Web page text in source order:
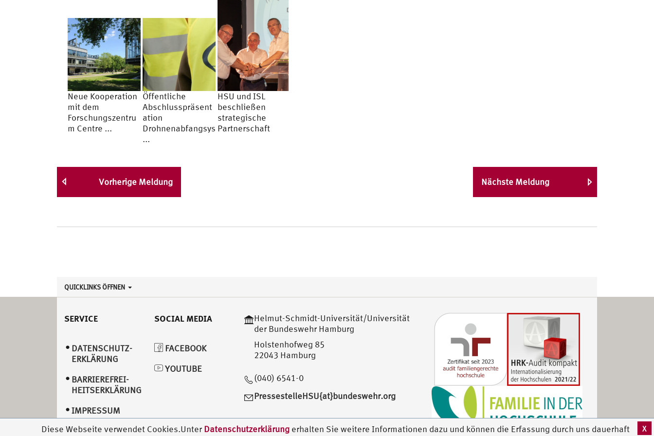
Diese Webseite verwendet Cookies.Unter Datenschutzerklärung erhalten Sie weitere Informationen dazu und können die Erfassung durch uns dauerhaft
X
Neue Kooperation
mit dem
Forschungszentru
m Centre ...
Öffentliche
Abschlusspräsent
ation
Drohnenabfangsys
...
HSU und ISL
beschließen
strategische
Partnerschaft
Vorherige Meldung Nächste Meldung
QUICKLINKS ÖFFNEN
SERVICE
DATENSCHUTZ­
ERKLÄRUNG
BARRIEREFREI­
HEITSERKLÄRUNG
IMPRESSUM
SOCIAL MEDIA
FACEBOOK
YOUTUBE
Helmut-Schmidt-Universität/Universität
der Bundeswehr Hamburg
Holstenhofweg 85
22043 Hamburg
(040) 6541-0
PressestelleHSU{at}bundeswehr.org